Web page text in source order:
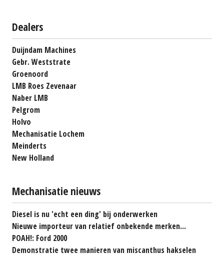
Dealers
Duijndam Machines
Gebr. Weststrate
Groenoord
LMB Roes Zevenaar
Naber LMB
Pelgrom
Holvo
Mechanisatie Lochem
Meinderts
New Holland
Mechanisatie nieuws
Diesel is nu 'echt een ding' bij onderwerken
Nieuwe importeur van relatief onbekende merken...
POAH!: Ford 2000
Demonstratie twee manieren van miscanthus hakselen